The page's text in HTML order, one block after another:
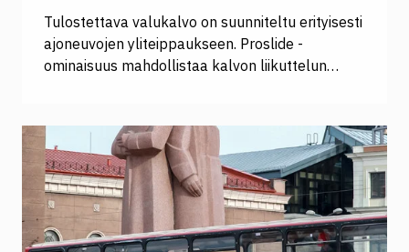
Tulostettava valukalvo on suunniteltu erityisesti
ajoneuvojen yliteippaukseen. Proslide -
ominaisuus mahdollistaa kalvon liikuttelun
ilmakuplia. <table style="border-collapse:
collapse; width: 100%;" border="1"> <tbody>
<tr> <td style="width: 50%;"> <strong>Tekniset
tiedot (PDF): </strong> <a
href="https://www.orafol.com/en/europe/products/
3951ra-proslide-premium-digital-printing-cast-